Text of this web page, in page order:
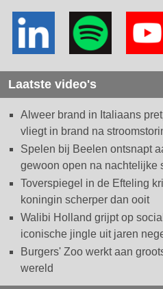
Laatste video's
Alweer brand in Italiaans
vliegt in brand na
Spelen bij Beelen ontsnapt
gewoon open na nachtelijke
Toverspiegel in de Efteling
koningin scherper dan ooit
Walibi Holland grijpt op
iconische jingle uit jaren
Burgers' Zoo werkt aan
wereld